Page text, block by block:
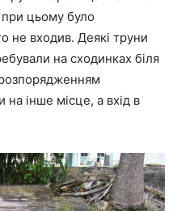
при цьому було
не входив. Деякі труни
на сходинках біля
на інше місце, а вхід в